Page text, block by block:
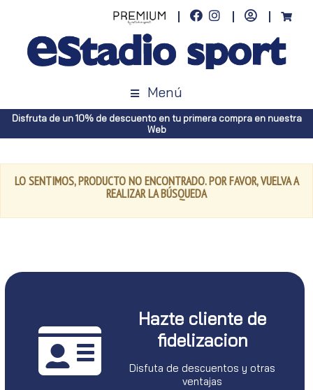
Menú
Disfruta de un 10% de descuento en tu primera compra en nuestra
Web
LO SENTIMOS, PRODUCTO NO ENCONTRADO. POR FAVOR, VUELVA A
REALIZAR LA BÚSQUEDA
Hazte cliente de
fidelizacion
Disfuta de descuentos y otras
ventajas